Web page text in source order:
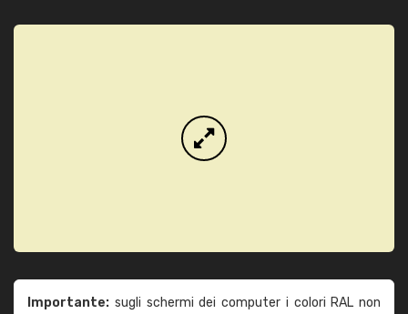
Importante: sugli schermi dei computer i colori RAL non